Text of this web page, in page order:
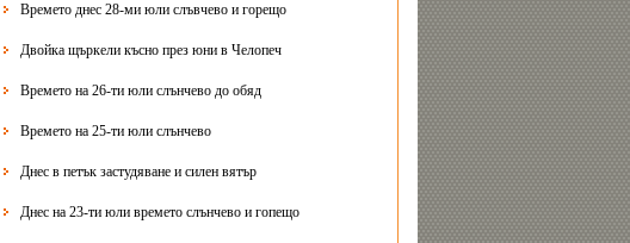
Времето днес 28-ми юли слъвчево и горещо
Двойка щъркели късно през юни в Челопеч
Времето на 26-ти юли слънчево до обяд
Времето на 25-ти юли слънчево
Днес в петък застудяване и силен вятър
Днес на 23-ти юли времето слънчево и гопещо